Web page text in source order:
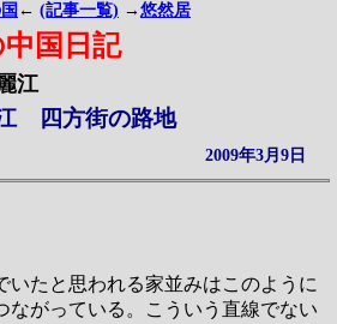
← (記事一覧) → 悠然居
国日記
江
四方街の路地
2009年3月9日
いたと思われる家並みはこのように
ながっている。こういう直線でない